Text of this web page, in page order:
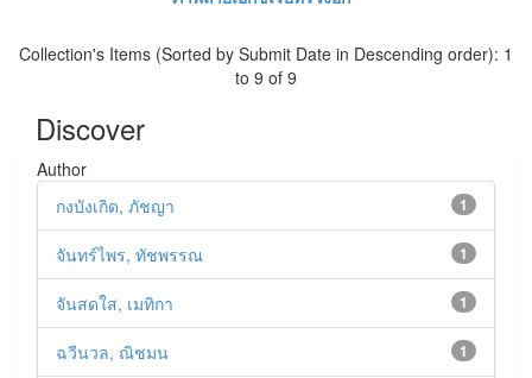
Collection's Items (Sorted by Submit Date in Descending order): 1
to 9 of 9
Discover
Author
1
กงบังเกิด, ภัชญา
1
จันทร์ไพร, ทัชพรรณ
1
จันสดใส, เมทิกา
1
ฉวีนวล, ณิชมน